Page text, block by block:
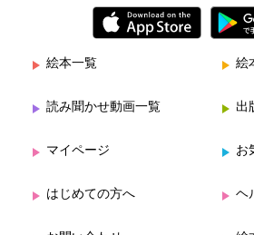
絵本一覧 絵
読み聞かせ動画一覧 出
マイページ お
はじめての方へ ヘ